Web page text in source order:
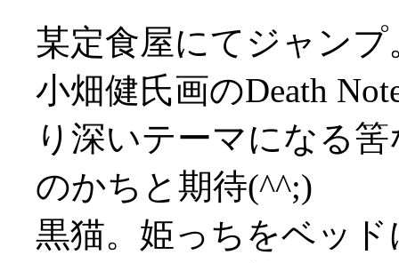
某定食屋にてジャンプ
小畑健氏画のDeath
り深いテーマになる
のかちと期待(^^;)
黒猫。姫っちをベッ